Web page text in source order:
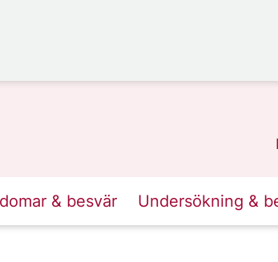
& besvär Undersökning &